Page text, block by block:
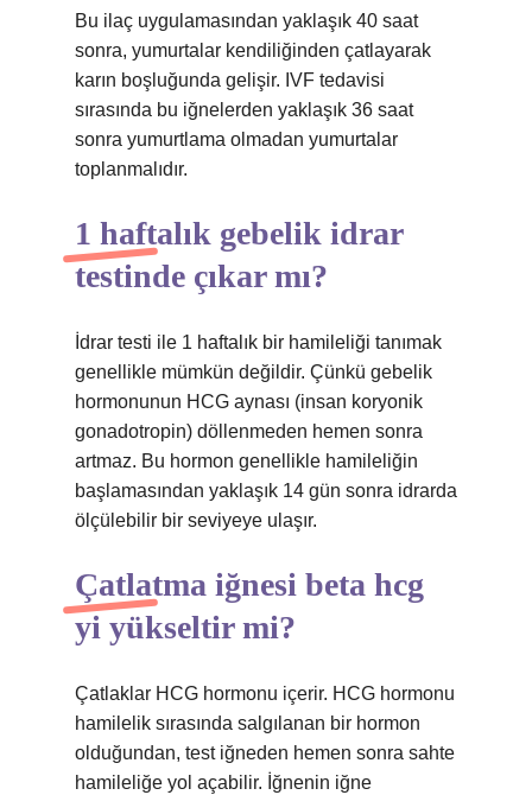
Bu ilaç uygulamasından yaklaşık 40 saat
sonra, yumurtalar kendiliğinden çatlayarak
karın boşluğunda gelişir. IVF tedavisi
sırasında bu iğnelerden yaklaşık 36 saat
sonra yumurtlama olmadan yumurtalar
toplanmalıdır.
1 haftalık gebelik idrar
testinde çıkar mı?
İdrar testi ile 1 haftalık bir hamileliği tanımak
genellikle mümkün değildir. Çünkü gebelik
hormonunun HCG aynası (insan koryonik
gonadotropin) döllenmeden hemen sonra
artmaz. Bu hormon genellikle hamileliğin
başlamasından yaklaşık 14 gün sonra idrarda
ölçülebilir bir seviyeye ulaşır.
Çatlatma iğnesi beta hcg
yi yükseltir mi?
Çatlaklar HCG hormonu içerir. HCG hormonu
hamilelik sırasında salgılanan bir hormon
olduğundan, test iğneden hemen sonra sahte
hamileliğe yol açabilir. İğnenin iğne